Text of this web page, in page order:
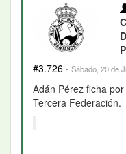
#3.726 · Sábado, 20 de
Adán Pérez ficha
Tercera Federación.